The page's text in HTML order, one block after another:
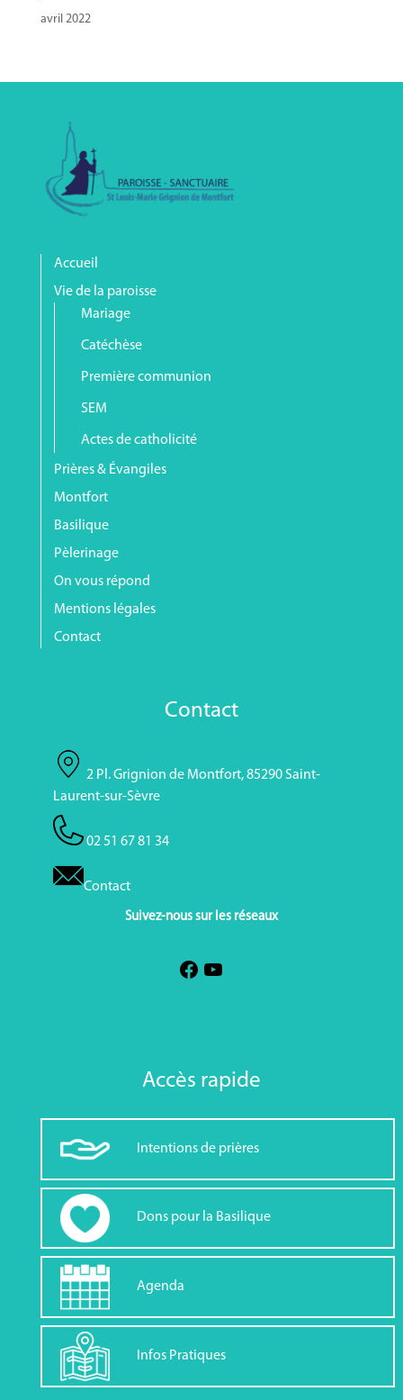
avril 2022
Accueil
Vie de la paroisse
Mariage
Catéchèse
Première communion
SEM
Actes de catholicité
Prières & Évangiles
Montfort
Basilique
Pèlerinage
On vous répond
Mentions légales
Contact
Contact
2 Pl. Grignion de Montfort, 85290 Saint-
Laurent-sur-Sèvre
02 51 67 81 34
Contact
Suivez-nous sur les réseaux
Accès rapide
Intentions de prières
Dons pour la Basilique
Agenda
Infos Pratiques